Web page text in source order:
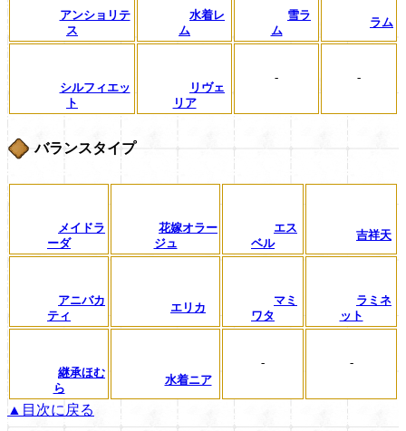
アンショリテ
ス
水着レ
ム
雪ラ
ム
ラム
シルフィエッ
ト
リヴェ
リア
- -
バランスタイプ
メイドラ
ーダ
花嫁オラー
ジュ
エス
ベル
吉祥天
アニバカ
ティ
エリカ
マミ
ワタ
ラミネ
ット
継承ほむ
ら
水着ニア
- -
▲目次に戻る